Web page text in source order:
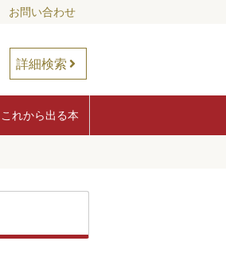
お問い合わせ
詳細検索
これから出る本